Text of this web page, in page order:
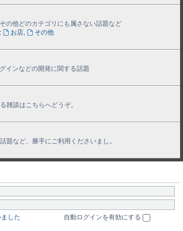
の他どのカテゴリにも属さない話題など
お店,
その他
インなどの開発に関する話題
雑談はこちらへどうぞ。
題など、勝手にご利用くださいまし。
した
自動ログインを有効にする